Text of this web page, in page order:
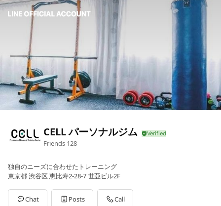
CELL パーソナルジム
Friends 128
独自のニーズに合わせたトレーニング
東京都 渋谷区 恵比寿2-28-7 世亞ビル2F
Chat Posts Call